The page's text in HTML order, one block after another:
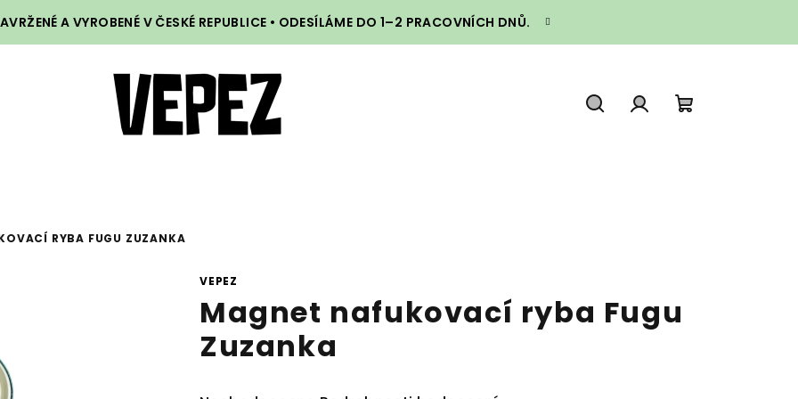
A VYROBENÉ V ČESKÉ REPUBLICE • ODESÍLÁME DO 1–2 PRACOVNÍCH DNŮ.
RYBA FUGU ZUZANKA
VEPEZ
Magnet nafukovací ryba Fugu
Zuzanka